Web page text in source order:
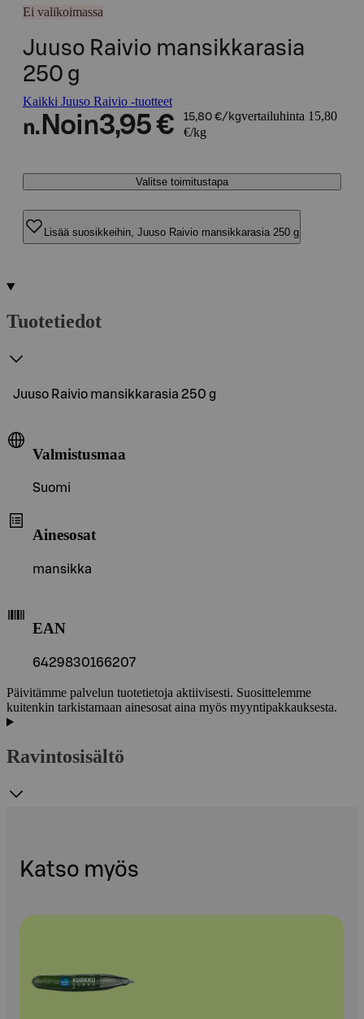
Ei valikoimassa
Juuso Raivio mansikkarasia
250 g
Kaikki Juuso Raivio -tuotteet
n. Noin3,95 € 15,80 €/kgvertailuhinta 15,80
€/kg
Valitse toimitustapa
Lisää suosikkeihin, Juuso Raivio mansikkarasia 250 g
Tuotetiedot
Juuso Raivio mansikkarasia 250 g
Valmistusmaa
Suomi
Ainesosat
mansikka
EAN
6429830166207
Päivitämme palvelun tuotetietoja aktiivisesti. Suosittelemme
kuitenkin tarkistamaan ainesosat aina myös myyntipakkauksesta.
Ravintosisältö
Katso myös